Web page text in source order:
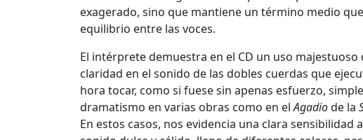
exagerado, sino que mantiene un término medio
equilibrio entre las voces.
El intérprete demuestra en el CD un uso
claridad en el sonido de las dobles cuerdas que
hora tocar, como si fuese sin apenas esfuerzo,
dramatismo en varias obras como en elAgadiode la
En estos casos, nos evidencia una clara